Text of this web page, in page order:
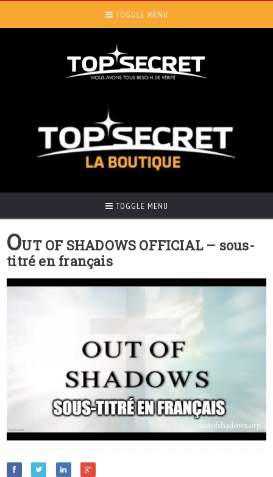
TOGGLE MENU
TOGGLE MENU
OUT OF SHADOWS OFFICIAL – sous-
titré en français